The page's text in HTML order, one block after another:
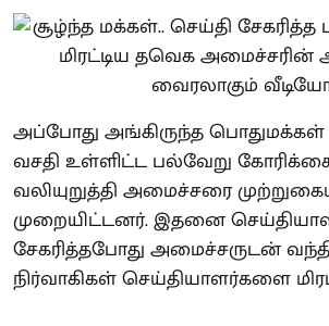
அப்போது அங்கிருந்த பொதுமக்கள்
வசதி உள்ளிட்ட பல்வேறு
வலியுறுத்தி அமைச்சரை
முறையிட்டனர். இதனை
சேகரித்தபோது அமைச்சருடன்
நிர்வாகிகள் செய்தியாளர்களை